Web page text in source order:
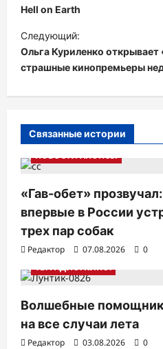
в
и
г
а
ц
я
п
а
п
и
я
м
Hell on Earth
Следующий:
Ольга Куриленко
страшные кинопремьеры
Связанные истории
НОВОСТИ АНОНСЫ
«Гав-обет»
впервые в России
трех пар собак
Редактор 07.08.2026
0
ТВ. РАДИО. КИНО.
Волшебные
на все случаи лета
Редактор 03.08.2026
0